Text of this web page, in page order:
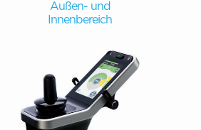
Außen- und
Innenbereich